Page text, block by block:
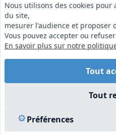
Nous utilisons des cookies
du site,
mesurer l'audience et proposer
Vous pouvez accepter ou
En savoir plus sur notre
Tout
Tout
Préférences
N°VERT : 0800 00 80 89
EN SAVOIR PLUS
Liens utiles
Mentions légales